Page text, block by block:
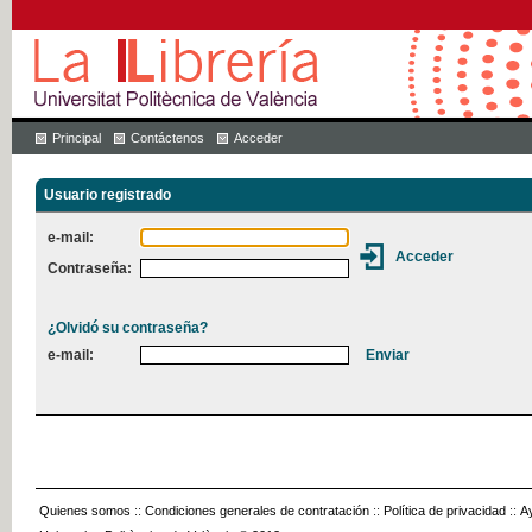
Principal Contáctenos Acceder
Usuario registrado
e-mail:
Contraseña:
¿Olvidó su contraseña?
e-mail:
Quienes somos :: Condiciones generales de contratación :: Política de privacidad ::